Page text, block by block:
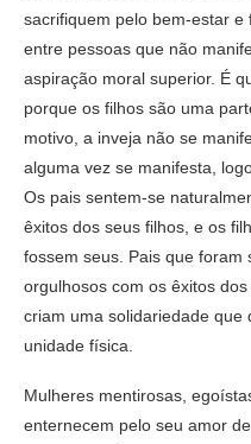
sacrifiquem pelo bem-estar
entre pessoas que não
aspiração moral superior. É
porque os filhos são uma
motivo, a inveja não se
alguma vez se manifesta,
Os pais sentem-se
êxitos dos seus filhos, e os
fossem seus. Pais que
orgulhosos com os êxitos
criam uma solidariedade que
unidade física.
Mulheres mentirosas,
enternecem pelo seu amor